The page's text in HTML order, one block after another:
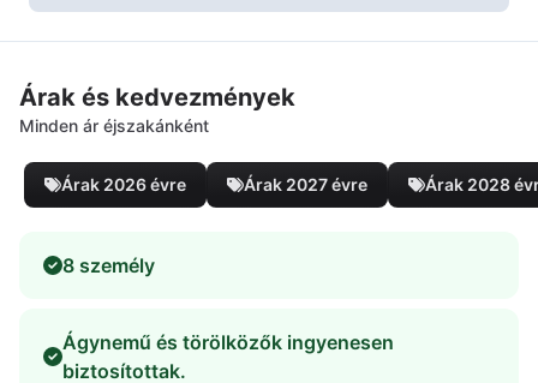
Árak és kedvezmények
Minden ár éjszakánként
Árak 2026 évre Árak 2027 évre Árak 2028
8 személy
Ágynemű és törölközők ingyenesen
biztosítottak.